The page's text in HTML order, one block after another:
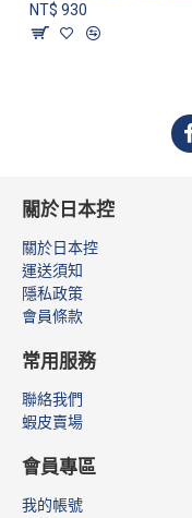
NT$ 930
關於日本控
關於日本控
運送須知
隱私政策
會員條款
常用服務
聯絡我們
蝦皮賣場
會員專區
我的帳號